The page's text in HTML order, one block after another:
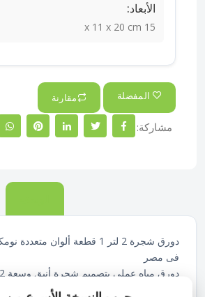
الأبعاد:
15 x 11 x 20 cm
المفضلة مقارنة
مشاركة:
فى مصر
العصائر والمياه والمشروبات الباردة بطريقة